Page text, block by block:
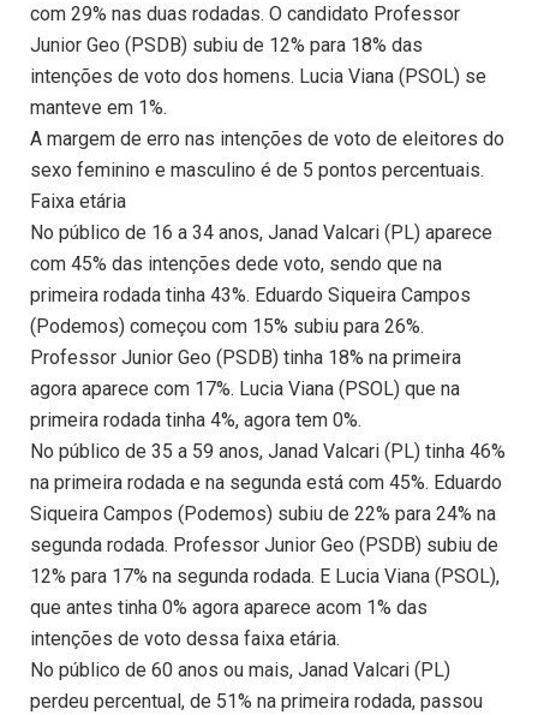
com 29% nas duas rodadas. O candidato Professor
Junior Geo (PSDB) subiu de 12% para 18% das
intenções de voto dos homens. Lucia Viana (PSOL) se
manteve em 1%.
A margem de erro nas intenções de voto de eleitores do
sexo feminino e masculino é de 5 pontos percentuais.
Faixa etária
No público de 16 a 34 anos, Janad Valcari (PL) aparece
com 45% das intenções dede voto, sendo que na
primeira rodada tinha 43%. Eduardo Siqueira Campos
(Podemos) começou com 15% subiu para 26%.
Professor Junior Geo (PSDB) tinha 18% na primeira
agora aparece com 17%. Lucia Viana (PSOL) que na
primeira rodada tinha 4%, agora tem 0%.
No público de 35 a 59 anos, Janad Valcari (PL) tinha 46%
na primeira rodada e na segunda está com 45%. Eduardo
Siqueira Campos (Podemos) subiu de 22% para 24% na
segunda rodada. Professor Junior Geo (PSDB) subiu de
12% para 17% na segunda rodada. E Lucia Viana (PSOL),
que antes tinha 0% agora aparece acom 1% das
intenções de voto dessa faixa etária.
No público de 60 anos ou mais, Janad Valcari (PL)
perdeu percentual, de 51% na primeira rodada, passou